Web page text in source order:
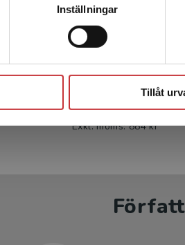
Inställningar
Tillåt
och
Andersson, G - Funck,
937 krinkl. moms
Exkl. moms: 884 kr